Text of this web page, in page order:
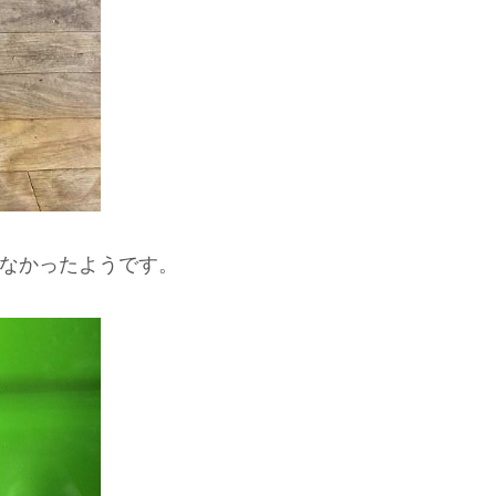
かったようです。